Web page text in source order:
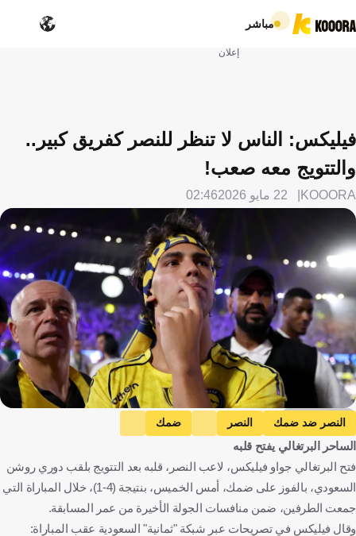
مباشر
إعلان
فيليكس: الناس لا تنظر للنصر كفريق كبير..
والتتويج معه صعب!
KOOORA 22 مايو 2026 02:46
Getty Images
النصر ضد ضمك النصر
ضمك
دوري روشن السعودي
كريستيانو رونالدو
المملكة العربية السعودية البرتغال كرة قدم
الساحر البرتغالي يفتح قلبه
فتح البرتغالي جواو فيليكس، لاعب النصر، قلبه بعد التتويج بلقب دوري روشن
السعودي، بالفوز على ضمك، أمس الخميس، بنتيجة (4-1)، خلال المباراة التي
جمعت الطرفين، ضمن منافسات الجولة الأخيرة من عمر المسابقة.
وقال فيليكس في تصريحات عبر شبكة "ثمانية" السعودية عقب المباراة: